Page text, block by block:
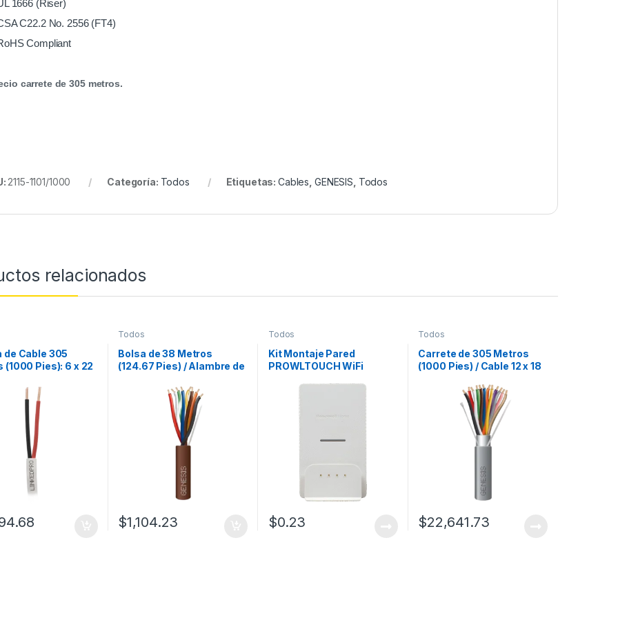
1666 (Riser)
C22.2 No. 2556 (FT4)
Compliant
carrete de 305 metros.
2115-1101/1000 Categoría: Todos Etiquetas:Cables GENESIS Todos
relacionados
de Cable 305
(1000 Pies): 6 x 22
de
y Alarmas
Todos
Bolsa de 38 Metros
(124.67 Pies) / Alambre de
CL2 / Para Interior / Color
Caf? / Para Aplicaciones
de Alarmas de Intrusi?n y
Automatizaci?n
$1,104.23
Todos
Kit Montaje Pared
PROWLTOUCH WiFi
Indicador Estado /
Instalación Single Gang
$0.23
Todos
Carrete de 305 Metros
(1000 Pies) / Cable 12 x 18
Blindado / Riser /
Aplicaciones de Audio
Control de Acceso y
Automatización
$22,641.73